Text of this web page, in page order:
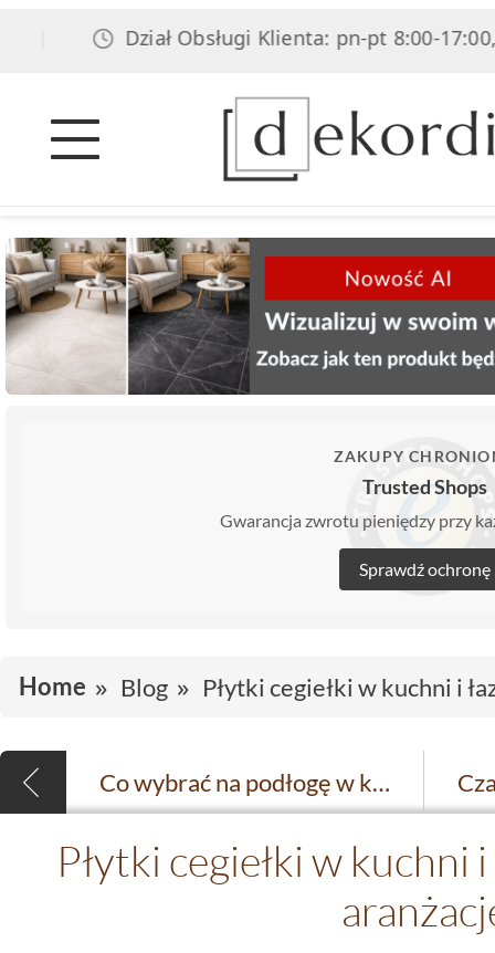
Dział Obsługi Klienta: pn-pt 8:00-17:00,
ZAKUPY
Trusted Shops
Gwarancja zwrotu pieniędzy przy
Sprawdź ochronę
Home Blog Płytki cegiełki w kuchni i
Co wybrać na podłogę w kuchni? Najmodniejsze i najbardziej praktyczne rozwiązania 2026
Płytki cegiełki w kuchni